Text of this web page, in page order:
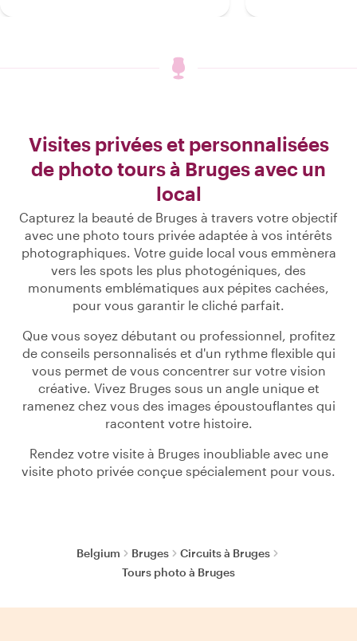
Visites privées et personnalisées
de photo tours à Bruges avec un
local
Capturez la beauté de Bruges à travers votre objectif
avec une photo tours privée adaptée à vos intérêts
photographiques. Votre guide local vous emmènera
vers les spots les plus photogéniques, des
monuments emblématiques aux pépites cachées,
pour vous garantir le cliché parfait.
Que vous soyez débutant ou professionnel, profitez
de conseils personnalisés et d'un rythme flexible qui
vous permet de vous concentrer sur votre vision
créative. Vivez Bruges sous un angle unique et
ramenez chez vous des images époustouflantes qui
racontent votre histoire.
Rendez votre visite à Bruges inoubliable avec une
visite photo privée conçue spécialement pour vous.
Belgium Bruges
Circuits à Bruges
Tours photo à Bruges